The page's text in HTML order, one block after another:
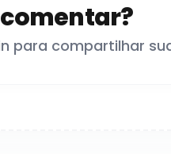
para compartilhar